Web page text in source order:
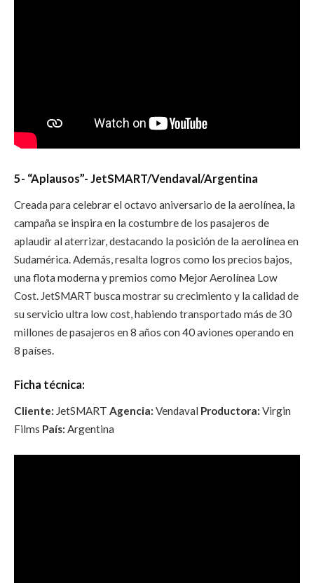
5- “Aplausos”- JetSMART/Vendaval/Argentina
Creada para celebrar el octavo aniversario de la aerolínea, la
campaña se inspira en la costumbre de los pasajeros de
aplaudir al aterrizar, destacando la posición de la aerolínea en
Sudamérica. Además, resalta logros como los precios bajos,
una flota moderna y premios como Mejor Aerolínea Low
Cost. JetSMART busca mostrar su crecimiento y la calidad de
su servicio ultra low cost, habiendo transportado más de 30
millones de pasajeros en 8 años con 40 aviones operando en
8 países.
Ficha técnica:
Cliente: JetSMART Agencia: Vendaval Productora: Virgin
Films País: Argentina